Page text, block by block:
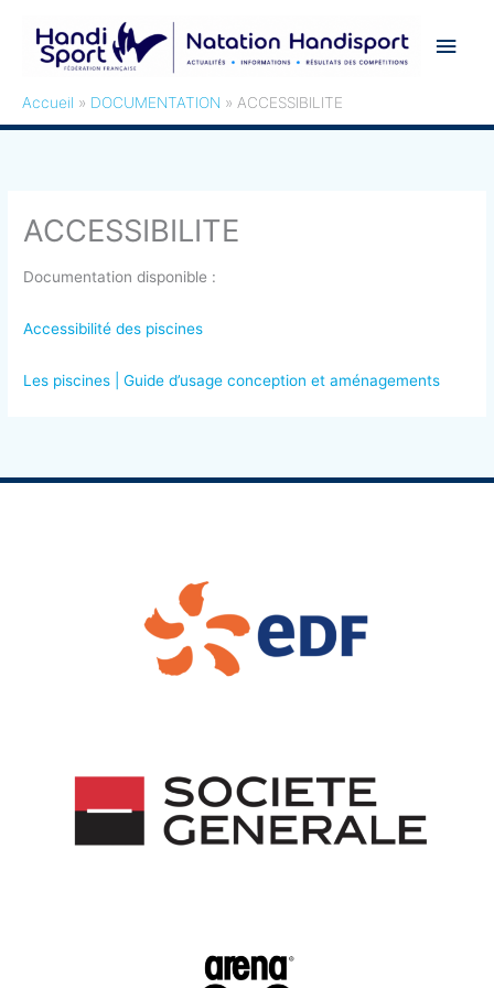
contenu
Accueil DOCUMENTATION ACCESSIBILITE
ACCESSIBILITE
Documentation disponible :
Accessibilité des piscines
Les piscines | Guide d’usage conception et aménagements